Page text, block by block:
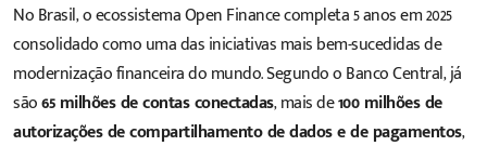
No Brasil, o ecossistema Open Finance completa 5 anos em 2025
consolidado comouma das iniciativas mais bem-sucedidas de
modernização financeira do mundo. Segundo o Banco Central, já
são65 milhões de contas conectadas, mais de100 milhões de
autorizações de compartilhamento de dados e de pagamentos,